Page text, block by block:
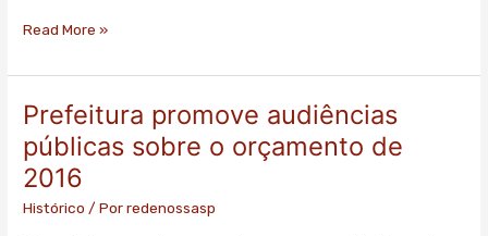
6
Read More »
Prefeitura promove audiências
públicas sobre o orçamento de
2016
Histórico / Porredenossasp
Prefeitura
promove
audiências
públicas
sobre